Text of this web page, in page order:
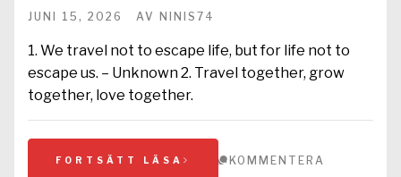
JUNI 15, 2026 AV NINIS74
1. We travel not to escape life, but for life not to
escape us. – Unknown 2. Travel together, grow
together, love together.
FORTSÄTT LÄSA KOMMENTERA